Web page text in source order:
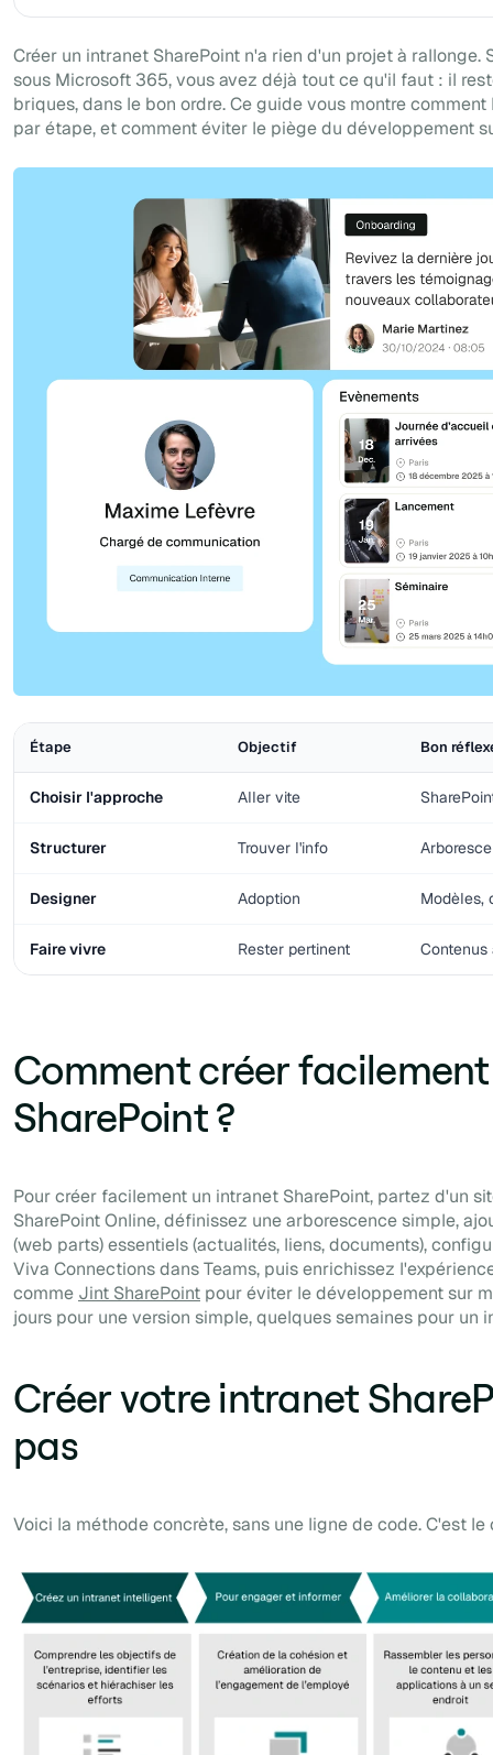
Créer un intranet SharePoint n'a rien d'un projet à rallonge.
sous Microsoft 365, vous avez déjà tout ce qu'il faut : il
briques, dans le bon ordre. Ce guide vous montre
par étape, et comment éviter le piège du développement
Étape Objectif Bon
Choisir l'approche Aller vite
Structurer Trouver l'info
Designer Adoption Modèles,
Faire vivre Rester pertinent Contenus
Comment créer
SharePoint ?
Pour créer facilement un intranet SharePoint, partez d'un
SharePoint Online, définissez une arborescence simple,
(web parts) essentiels (actualités, liens, documents),
Viva Connections dans Teams, puis enrichissez
comme Jint SharePoint pour éviter le développement sur
jours pour une version simple, quelques semaines pour un
Créer votre intranet
pas
Voici la méthode concrète, sans une ligne de code. C'est